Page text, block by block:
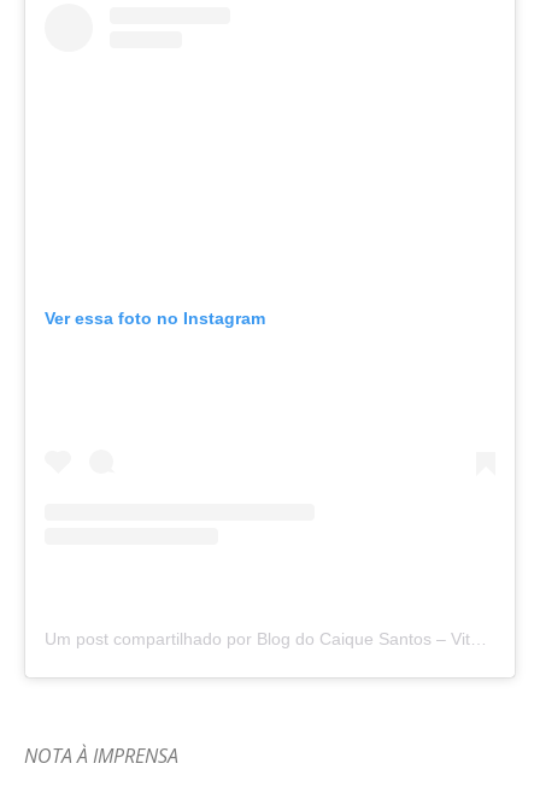
Ver essa foto no Instagram
Um post compartilhado por Blog do Caique Santos – Vitória da Conquista, BA
NOTA À IMPRENSA